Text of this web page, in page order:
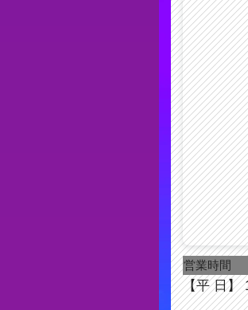
営業時間
【平 日】